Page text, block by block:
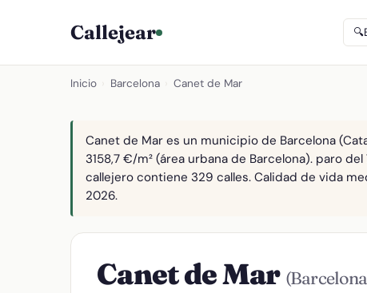
Callejear 🔍
Inicio Barcelona Canet de Mar
Canet de Mar es un municipio de Barcelona
3158,7 €/m² (área urbana de Barcelona). paro
callejero contiene 329 calles. Calidad de vida
2026.
Canet de Mar